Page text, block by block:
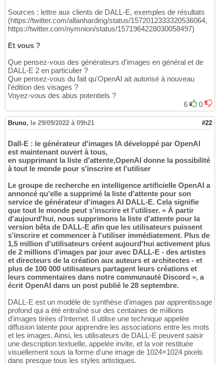
Sources : lettre aux clients de DALL-E, exemples de résultats
(https://twitter.com/allanharding/status/1572012333320536064,
https://twitter.com/nymnion/status/1571964228030058497)
Et vous ?
Que pensez-vous des générateurs d'images en général et de
DALL-E 2 en particulier ?
Que pensez-vous du fait qu'OpenAI ait autorisé à nouveau
l'édition des visages ?
Voyez-vous des abus potentiels ?
6
0
Bruno, le 29/09/2022 à 09h21 #22
Dall-E : le générateur d'images IA développé par OpenAI
est maintenant ouvert à tous,
en supprimant la liste d'attente,OpenAI donne la possibilité
à tout le monde pour s'inscrire et l'utiliser
Le groupe de recherche en intelligence artificielle OpenAI a
annoncé qu'elle a supprimé la liste d'attente pour son
service de générateur d'images AI DALL-E. Cela signifie
que tout le monde peut s'inscrire et l'utiliser. « À partir
d'aujourd'hui, nous supprimons la liste d'attente pour la
version bêta de DALL-E afin que les utilisateurs puissent
s'inscrire et commencer à l'utiliser immédiatement. Plus de
1,5 million d'utilisateurs créent aujourd'hui activement plus
de 2 millions d'images par jour avec DALL-E - des artistes
et directeurs de la création aux auteurs et architectes - et
plus de 100 000 utilisateurs partagent leurs créations et
leurs commentaires dans notre communauté Discord », a
écrit OpenAI dans un post publié le 28 septembre.
DALL-E est un modèle de synthèse d'images par apprentissage
profond qui a été entraîné sur des centaines de millions
d'images tirées d'Internet. Il utilise une technique appelée
diffusion latente pour apprendre les associations entre les mots
et les images. Ainsi, les utilisateurs de DALL-E peuvent saisir
une description textuelle, appelée invite, et la voir restituée
visuellement sous la forme d'une image de 1024×1024 pixels
dans presque tous les styles artistiques.